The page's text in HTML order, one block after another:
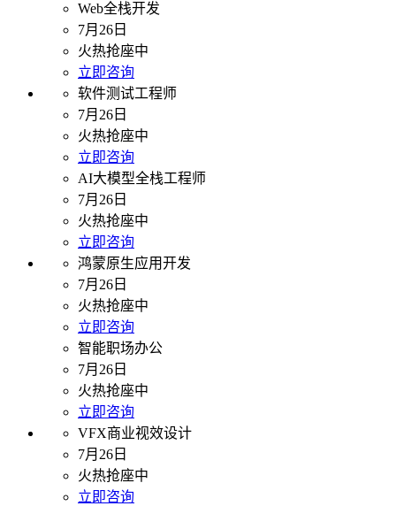
Web全栈开发
7月26日
火热抢座中
立即咨询
软件测试工程师
7月26日
火热抢座中
立即咨询
AI大模型全栈工程师
7月26日
火热抢座中
立即咨询
鸿蒙原生应用开发
7月26日
火热抢座中
立即咨询
智能职场办公
7月26日
火热抢座中
立即咨询
VFX商业视效设计
7月26日
火热抢座中
立即咨询